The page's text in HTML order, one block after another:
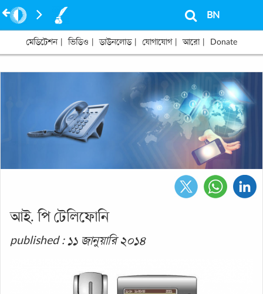
BN
মেডিটেশন ভিডিও ডাউনলোড যোগাযোগ আরো Donate
আই. পি টেলিফোনি
published : ১১ জানুয়ারি ২০১৪